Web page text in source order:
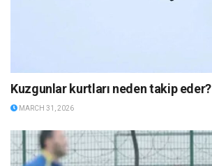
Kuzgunlar kurtları neden takip eder?
MARCH 31, 2026